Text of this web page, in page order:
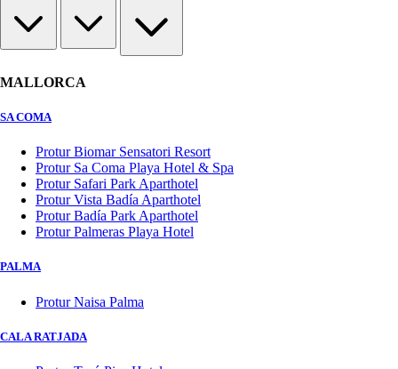
MALLORCA
SA COMA
Protur Biomar Sensatori Resort
Protur Sa Coma Playa Hotel & Spa
Protur Safari Park Aparthotel
Protur Vista Badía Aparthotel
Protur Badía Park Aparthotel
Protur Palmeras Playa Hotel
PALMA
Protur Naisa Palma
CALA RATJADA